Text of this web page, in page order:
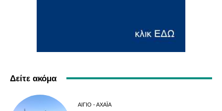
Δείτε ακόμα
ΑΊΓΙΟ - ΑΧΑΪ́Α